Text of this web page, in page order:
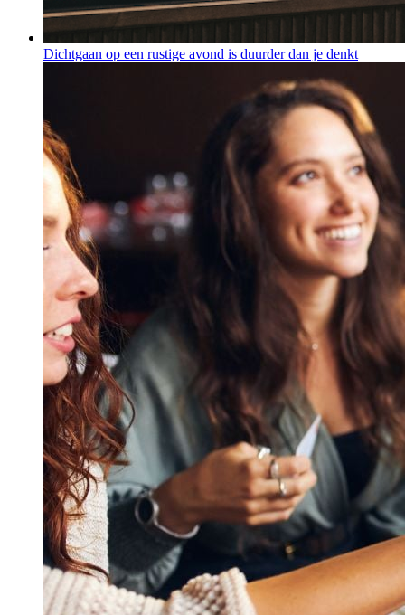
Dichtgaan op een rustige avond is duurder dan je denkt